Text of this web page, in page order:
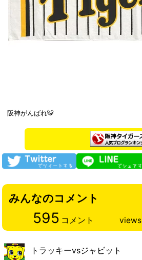
阪神がんばれ🐯
みんなのコメント
595 コメント views
トラッキーvsジャビット